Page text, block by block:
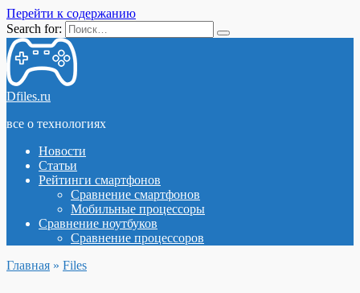
Перейти к содержанию
Search for:
Dfiles.ru
все о технологиях
Новости
Статьи
Рейтинги смартфонов
Сравнение смартфонов
Мобильные процессоры
Сравнение ноутбуков
Сравнение процессоров
Главная » Files